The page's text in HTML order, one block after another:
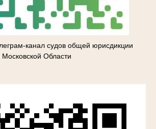
канал судов общей юрисдикции
Московской Области